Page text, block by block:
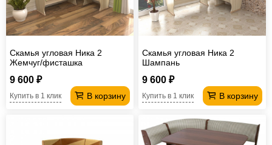
мебель
Столы
под
компьютер
Мебель
для
Мебель
Кресла-
Скамья угловая Ника 2
Жемчуг/фисташка
9 600 ₽
В корзину
Купить в 1 клик
Скамья угловая Ника 2
Шампань
9 600 ₽
В корзину
Купить в 1 клик